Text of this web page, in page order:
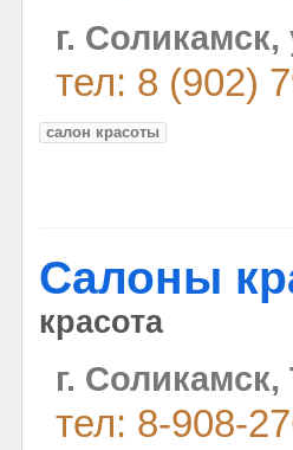
г.
тел: 8 (902)
салон красоты
Салоны
красота
г.
тел: 8-908-